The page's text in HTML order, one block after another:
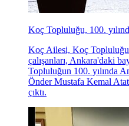
Koç Topluluğu, 100.
Koç Ailesi, Koç
çalışanları, Ankara'daki
Topluluğun 100. yılında
Önder Mustafa Kemal
çıktı.